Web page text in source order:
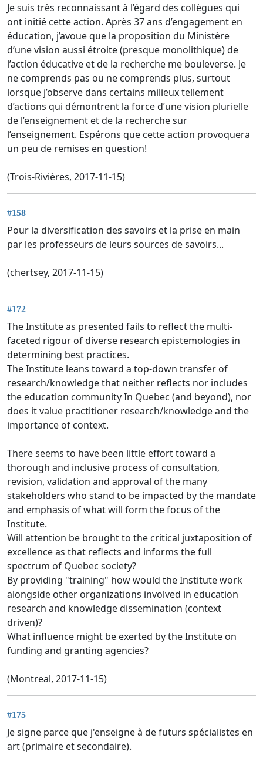
Je suis très reconnaissant à l’égard des collègues qui
ont initié cette action. Après 37 ans d’engagement en
éducation, j’avoue que la proposition du Ministère
d’une vision aussi étroite (presque monolithique) de
l’action éducative et de la recherche me bouleverse. Je
ne comprends pas ou ne comprends plus, surtout
lorsque j’observe dans certains milieux tellement
d’actions qui démontrent la force d’une vision plurielle
de l’enseignement et de la recherche sur
l’enseignement. Espérons que cette action provoquera
un peu de remises en question!
(Trois-Rivières, 2017-11-15)
#158
Pour la diversification des savoirs et la prise en main
par les professeurs de leurs sources de savoirs...
(chertsey, 2017-11-15)
#172
The Institute as presented fails to reflect the multi-
faceted rigour of diverse research epistemologies in
determining best practices.
The Institute leans toward a top-down transfer of
research/knowledge that neither reflects nor includes
the education community In Quebec (and beyond), nor
does it value practitioner research/knowledge and the
importance of context.
There seems to have been little effort toward a
thorough and inclusive process of consultation,
revision, validation and approval of the many
stakeholders who stand to be impacted by the mandate
and emphasis of what will form the focus of the
Institute.
Will attention be brought to the critical juxtaposition of
excellence as that reflects and informs the full
spectrum of Quebec society?
By providing "training" how would the Institute work
alongside other organizations involved in education
research and knowledge dissemination (context
driven)?
What influence might be exerted by the Institute on
funding and granting agencies?
(Montreal, 2017-11-15)
#175
Je signe parce que j'enseigne à de futurs spécialistes en
art (primaire et secondaire).